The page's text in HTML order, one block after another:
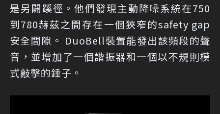
是另闢蹊徑。他們發現主動降噪系統在750
到780赫茲之間存在一個狹窄的safety gap
安全間隙。 DuoBell裝置能發出該頻段的聲
音，並增加了一個諧振器和一個以不規則模
式敲擊的錘子。